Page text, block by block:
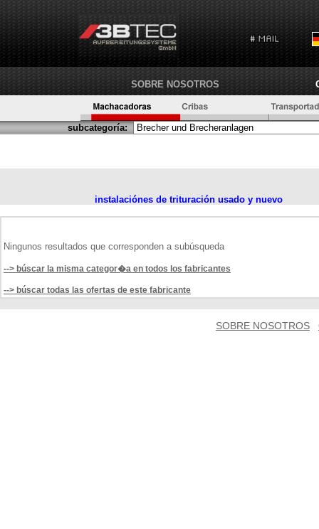
SOBRE NOSOTROS
subcategoría:
instalaciónes de trituración usado y nuevo
Ningunos resultados que corresponden a subúsqueda
--> búscar la misma categor�a en todos los fabricantes
--> búscar todas las ofertas de este fabricante
SOBRE NOSOTROS